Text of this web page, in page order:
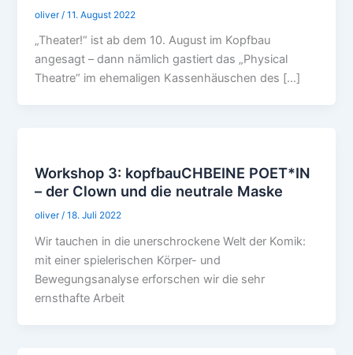
oliver /11. August 2022
„Theater!“ ist ab dem 10. August im Kopfbau
angesagt – dann nämlich gastiert das „Physical
Theatre“ im ehemaligen Kassenhäuschen des […]
Workshop 3: kopfbauCHBEINE POET*IN
– der Clown und die neutrale Maske
oliver/18. Juli 2022
Wir tauchen in die unerschrockene Welt der Komik:
mit einer spielerischen Körper- und
Bewegungsanalyse erforschen wir die sehr
ernsthafte Arbeit